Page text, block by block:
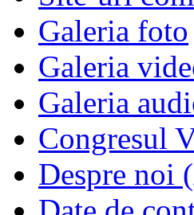
Galeria foto
Galeria
Galeria
Congresul
Despre noi